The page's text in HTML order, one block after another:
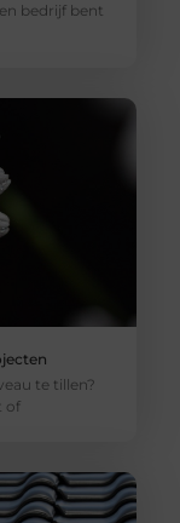
bedrijf bent
te tillen?
of